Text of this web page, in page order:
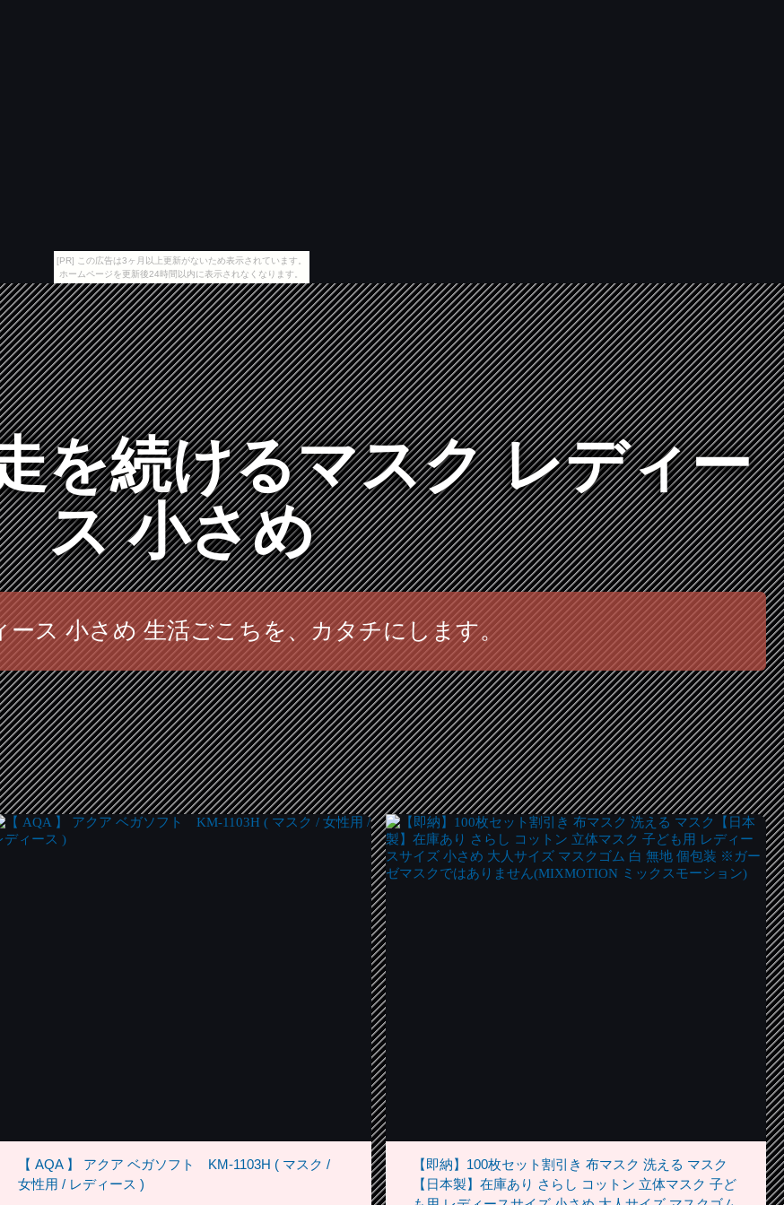
[PR] この広告は3ヶ月以上更新がないため表示されています。
ホームページを更新後24時間以内に表示されなくなります。
を続けるマスク レディー
ス 小さめ
ース 小さめ 生活ごこちを、カタチにします。
【 AQA 】 アクア ベガソフト KM-1103H ( マスク /
女性用 / レディース )
【即納】100枚セット割引き 布マスク 洗える マスク
【日本製】在庫あり さらし コットン 立体マスク 子ど